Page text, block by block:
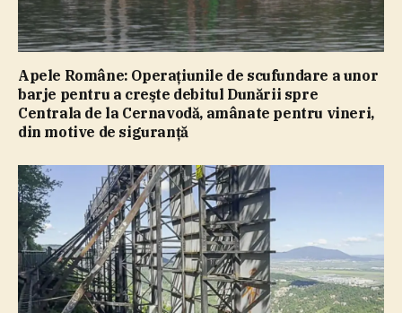
Apele Române: Operaţiunile de scufundare a unor
barje pentru a creşte debitul Dunării spre
Centrala de la Cernavodă, amânate pentru vineri,
din motive de siguranţă